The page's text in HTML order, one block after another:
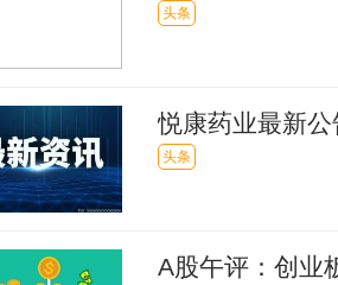
头条
头条
悦康药业最新
验批准|热点评
头条
A股午评：创业